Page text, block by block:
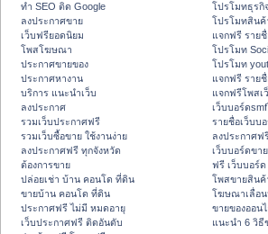
ทำ SEO ติด Google
ลงประกาศขาย
เว็บฟรียอดนิยม
โพสโฆษณา
ประกาศขายของ
ประกาศหางาน
บริการ แนะนำเว็บ
ลงประกาศ
รวมเว็บประกาศฟรี
รวมเว็บซื้อขาย ใช้งานง่าย
ลงประกาศฟรี ทุกจังหวัด
ต้องการขาย
ปล่อยเช่า บ้าน คอนโด ที่ดิน
ขายบ้าน คอนโด ที่ดิน
ประกาศฟรี ไม่มี หมดอายุ
เว็บประกาศฟรี ติดอันดับ
โปรโมทธุรกิ
โปรโมทสินค้
แจกฟรี ราย
โปรโมท
โปรโมท
แจกฟรี รายชื่
แจกฟรีโพสเ
เว็บบอร์ด
รายชื่อเว็บบ
ลงประกาศฟ
เว็บบอร์ดขา
ฟรี เว็บบอร์ด
โพสขายสินค้
โฆษณาเลื่อน
ขายของออน
แนะนำ 6 วิธี